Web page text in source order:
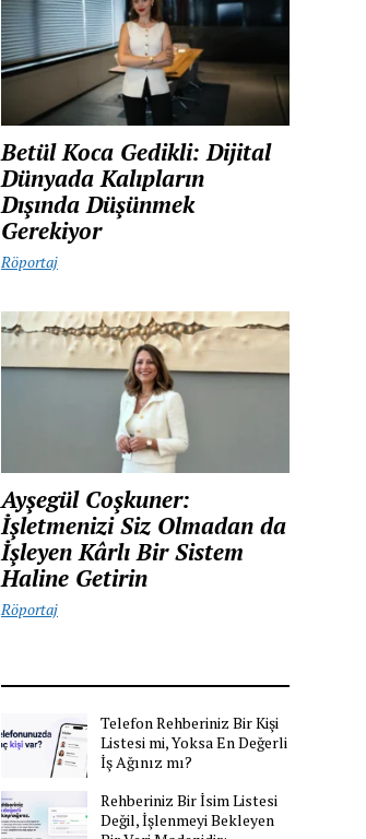
Betül Koca Gedikli: Dijital
Dünyada Kalıpların
Dışında Düşünmek
Gerekiyor
Röportaj
Ayşegül Coşkuner:
İşletmenizi Siz Olmadan da
İşleyen Kârlı Bir Sistem
Haline Getirin
Röportaj
Telefon Rehberiniz Bir Kişi
Listesi mi, Yoksa En Değerli
İş Ağınız mı?
Rehberiniz Bir İsim Listesi
Değil, İşlenmeyi Bekleyen